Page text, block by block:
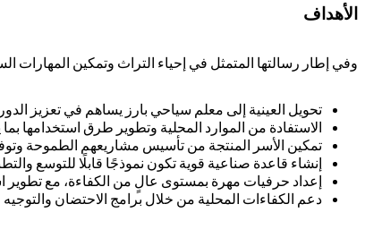
الأهداف
وفي إطار رسالتها المتمثل في إحياء التراث وتمكين المهارات
تحويل العينية إلى معلم سياحي بارز يساهم في تعزيز
الاستفادة من الموارد المحلية وتطوير طرق استخدامها
تمكين الأسر المنتجة من تأسيس مشاريعهم الطموحة وتوفير
إنشاء قاعدة صناعية قوية تكون نموذجًا قابلًا للتوسع
إعداد حرفيات مهرة بمستوى عالٍ من الكفاءة، مع تطوير
دعم الكفاءات المحلية من خلال برامج الاحتضان